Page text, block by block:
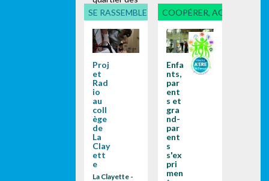
dans la
découverte,
la
protection
Blanchettes
Cet atelier
est proposé
par la
structure
pour
construire
des bac à
jardin.Cette
constructio
n s'inscrit
dans un
projet plus...
accompagn
é deux
classes de
4ème du
collège
Anne Frank
à
Montchanin
en Saône et
Loire sur
leur projet
d'EPI
(Enseignem
ents
SE RASSEMBLER, PARTICIPER
Proj
et
Rad
io
au
coll
ège
de
La
Clay
ett
e
La Clayette -
COOPÉRER, AGIR AVEC...
Enfa
nts,
par
ent
s et
gra
nd-
par
ent
s
s'ex
pri
men